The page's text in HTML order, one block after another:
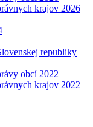
krajov 2026
republiky
obcí 2022
krajov 2022